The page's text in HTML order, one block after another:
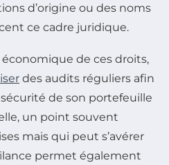
d’origine ou des noms
ce cadre juridique.
de ces droits,
des audits réguliers afin
sécurité de son portefeuille
un point souvent
mais qui peut s’avérer
permet également